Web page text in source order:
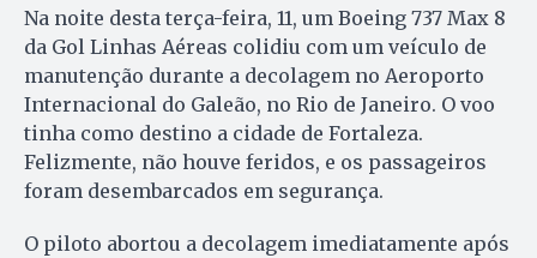
Na noite desta terça-feira, 11, um Boeing 737 Max 8
da Gol Linhas Aéreas colidiu com um veículo de
manutenção durante a decolagem no Aeroporto
Internacional do Galeão, no Rio de Janeiro. O voo
tinha como destino a cidade de Fortaleza.
Felizmente, não houve feridos, e os passageiros
foram desembarcados em segurança.
O piloto abortou a decolagem imediatamente após